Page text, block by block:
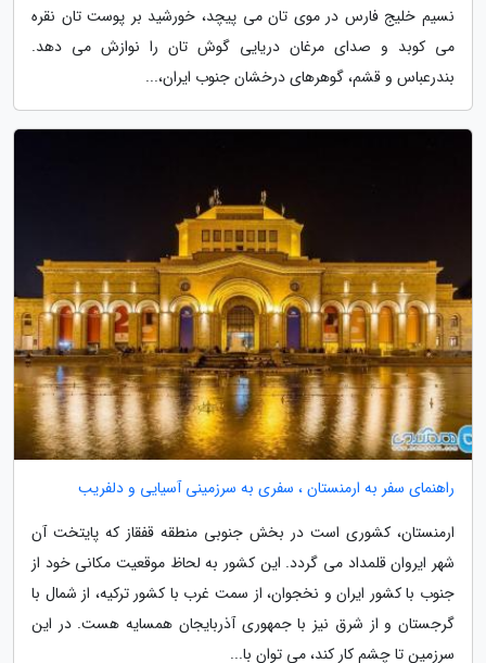
نسیم خلیج فارس در موی تان می پیچد، خورشید بر پوست تان نقره
می کوبد و صدای مرغان دریایی گوش تان را نوازش می دهد.
بندرعباس و قشم، گوهرهای درخشان جنوب ایران،...
راهنمای سفر به ارمنستان ، سفری به سرزمینی آسیایی و دلفریب
ارمنستان، کشوری است در بخش جنوبی منطقه قفقاز که پایتخت آن
شهر ایروان قلمداد می گردد. این کشور به لحاظ موقعیت مکانی خود از
جنوب با کشور ایران و نخجوان، از سمت غرب با کشور ترکیه، از شمال با
گرجستان و از شرق نیز با جمهوری آذربایجان همسایه هست. در این
سرزمین تا چشم کار کند، می توان با...